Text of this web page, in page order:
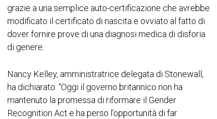
grazie a una semplice auto-certificazione che avrebbe
modificato il certificato di nascita e ovviato al fatto di
dover fornire prove di una diagnosi medica di disforia
di genere.
Nancy Kelley, amministratrice delegata di Stonewall,
ha dichiarato: “Oggi il governo britannico non ha
mantenuto la promessa di riformare il Gender
Recognition Act e ha perso l’opportunità di far